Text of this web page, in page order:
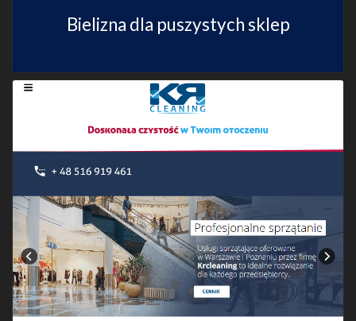
Bielizna dla puszystych sklep